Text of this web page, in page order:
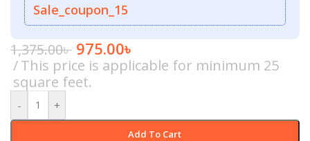
Sale_coupon_15
1,375.00৳ 975.00৳
This price is applicable for minimum 25
square feet.
- +
Add To Cart